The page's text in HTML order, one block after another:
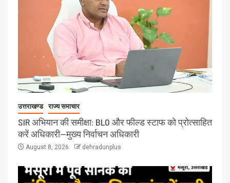
उत्तराखण्ड राज्य समाचार
SIR अभियान की समीक्षा: BLO और फील्ड स्टाफ को प्रोत्साहित
करें अधिकारी—मुख्य निर्वाचन अधिकारी
August 8, 2026 dehradunplus